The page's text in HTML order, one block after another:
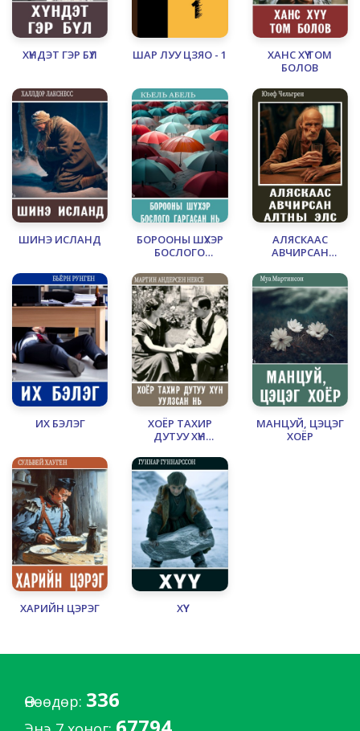
ХҮНДЭТ ГЭР БҮЛ ШАР ЛУУ ЦЗЯО - 1
ХАНС ХҮҮ ТОМ
БОЛОВ
ШИНЭ ИСЛАНД
БОРООНЫ ШҮХЭР
БОСЛОГО
АЛЯСКААС
АВЧИРСАН
ИХ БЭЛЭГ
ХОЁР ТАХИР
ДУТУУ ХҮН
МАНЦУЙ, ЦЭЦЭГ
ХОЁР
ХАРИЙН ЦЭРЭГ ХҮҮ
Өнөөдөр: 336